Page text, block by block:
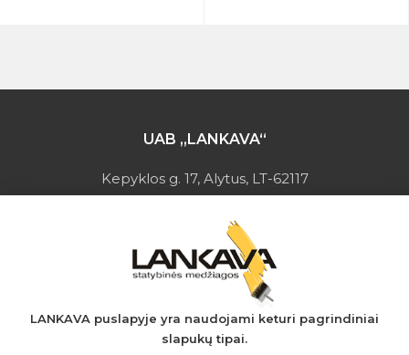
UAB „LANKAVA“
Kepyklos g. 17, Alytus, LT-62117
Įmonės kodas: 149728275
PVM mokėtojo kodas: LT497282716
A.s.: LT037044060001923651
AB SEB bankas
+370 610 42 222
LANKAVA puslapyje yra naudojami keturi pagrindiniai
slapukų tipai.